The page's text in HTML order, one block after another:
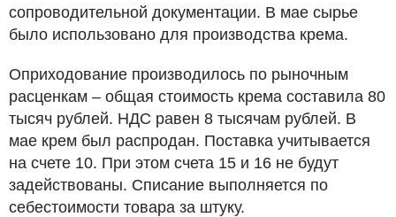
сопроводительной документации. В мае сырье
было использовано для производства крема.
Оприходование производилось по рыночным
расценкам – общая стоимость крема составила 80
тысяч рублей. НДС равен 8 тысячам рублей. В
мае крем был распродан. Поставка учитывается
на счете 10. При этом счета 15 и 16 не будут
задействованы. Списание выполняется по
себестоимости товара за штуку.